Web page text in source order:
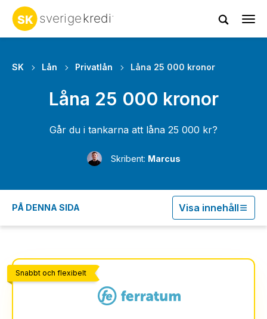
SK Lån Privatlån Låna 25 000 kronor
Låna 25 000 kronor
Går du i tankarna att låna 25 000 kr?
Skribent: Marcus
PÅ DENNA SIDA Visa innehåll
Snabbt och flexibelt